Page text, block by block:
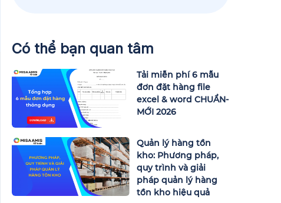
Có thể bạn quan tâm
Tải miễn phí 6 mẫu
đơn đặt hàng file
excel & word CHUẨN-
MỚI 2026
Quản lý hàng tồn
kho: Phương pháp,
quy trình và giải
pháp quản lý hàng
tồn kho hiệu quả